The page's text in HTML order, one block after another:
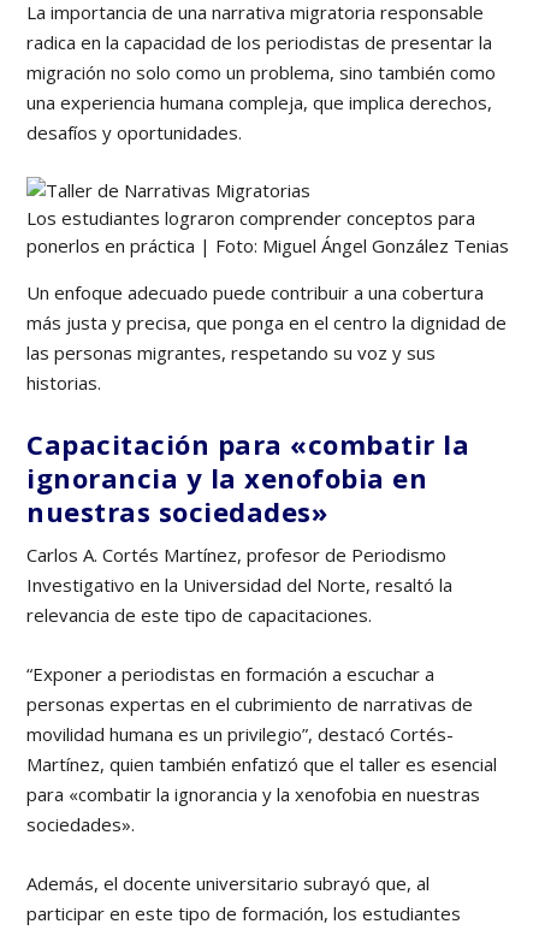
La importancia de una narrativa migratoria responsable
radica en la capacidad de los periodistas de presentar la
migración no solo como un problema, sino también como
una experiencia humana compleja, que implica derechos,
desafíos y oportunidades.
Los estudiantes lograron comprender conceptos para
ponerlos en práctica | Foto: Miguel Ángel González Tenias
Un enfoque adecuado puede contribuir a una cobertura
más justa y precisa, que ponga en el centro la dignidad de
las personas migrantes, respetando su voz y sus
historias.
Capacitación para «combatir la
ignorancia y la xenofobia en
nuestras sociedades»
Carlos A. Cortés Martínez, profesor de Periodismo
Investigativo en la Universidad del Norte, resaltó la
relevancia de este tipo de capacitaciones.
“Exponer a periodistas en formación a escuchar a
personas expertas en el cubrimiento de narrativas de
movilidad humana es un privilegio”, destacó Cortés-
Martínez, quien también enfatizó que el taller es esencial
para «combatir la ignorancia y la xenofobia en nuestras
sociedades».
Además, el docente universitario subrayó que, al
participar en este tipo de formación, los estudiantes